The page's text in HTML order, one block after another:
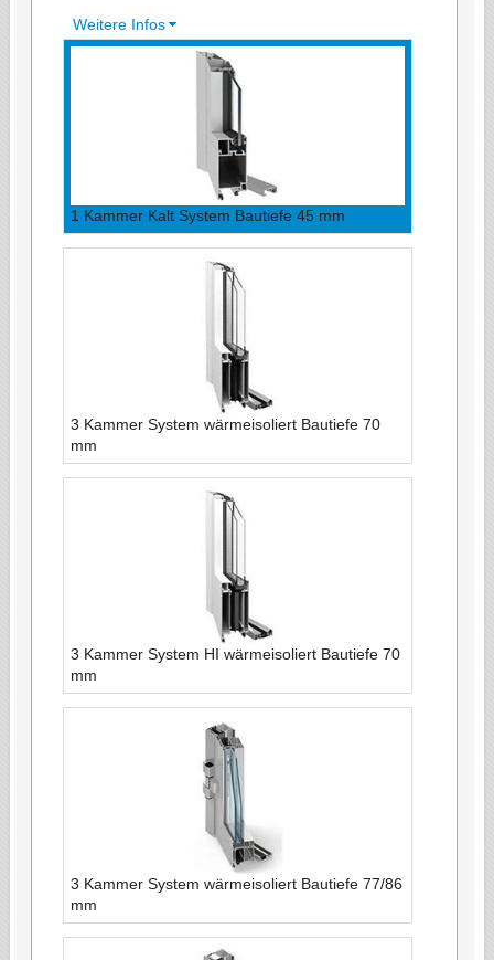
Weitere Infos
1 Kammer Kalt System Bautiefe 45 mm
3 Kammer System wärmeisoliert Bautiefe 70
mm
3 Kammer System HI wärmeisoliert Bautiefe 70
mm
3 Kammer System wärmeisoliert Bautiefe 77/86
mm